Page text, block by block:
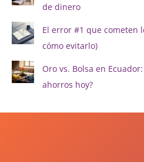
de dinero
El error #1 que cometen
cómo evitarlo)
Oro vs. Bolsa en
ahorros hoy?